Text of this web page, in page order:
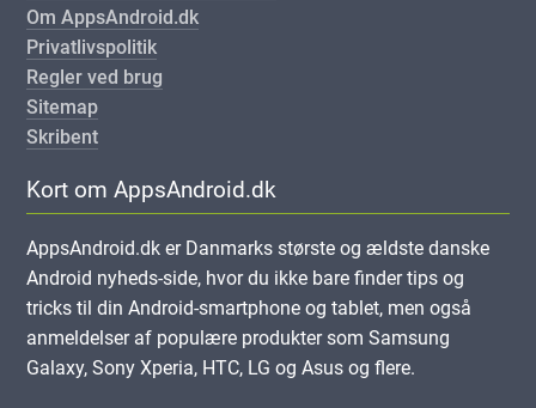
Om AppsAndroid.dk
Privatlivspolitik
Regler ved brug
Sitemap
Skribent
Kort om AppsAndroid.dk
AppsAndroid.dk er Danmarks største og ældste danske
Android nyheds-side, hvor du ikke bare finder tips og
tricks til din Android-smartphone og tablet, men også
anmeldelser af populære produkter som Samsung
Galaxy, Sony Xperia, HTC, LG og Asus og flere.